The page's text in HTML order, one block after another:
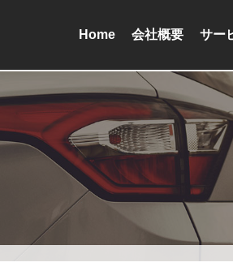
Home 会社概要 サー